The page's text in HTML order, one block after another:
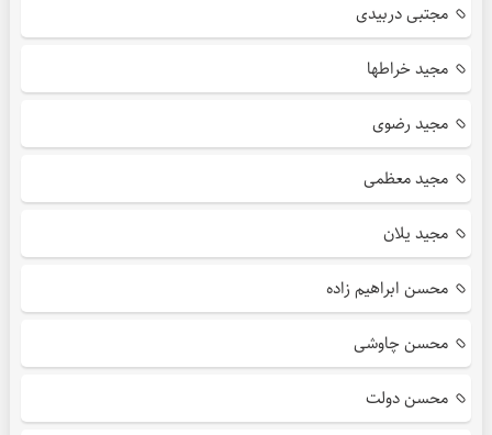
مجتبی دربیدی
مجید خراطها
مجید رضوی
مجید معظمی
مجید یلان
محسن ابراهیم زاده
محسن چاوشی
محسن دولت